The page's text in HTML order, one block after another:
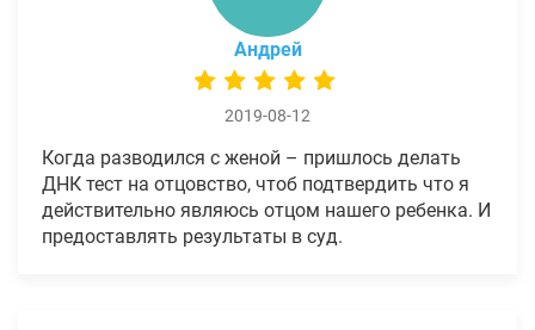
Андрей
2019-08-12
Когда разводился с женой – пришлось делать
ДНК тест на отцовство, чтоб подтвердить что я
действительно являюсь отцом нашего ребенка. И
предоставлять результаты в суд.